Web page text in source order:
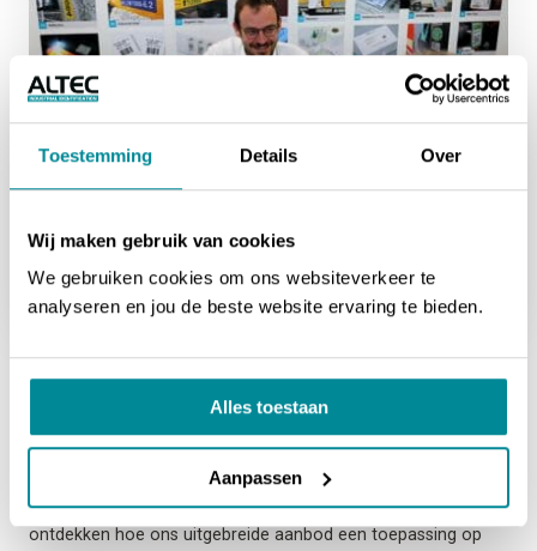
Toestemming Details Over
Wij maken gebruik van cookies
We gebruiken cookies om ons websiteverkeer te
analyseren en jou de beste website ervaring te bieden.
Alles toestaan
Aanpassen
Demonstratiebij Altec in Eppegem
Kom langs bij Altec in Eppegem en ontdek ons uitgebreide
assortiment aan labeloplossingen. Je krijgt live een
demonstratie van de mogelijkheden en mag bovendien een
gepersonaliseerde stalenmap meenemen. Zo kan je meteen
ontdekken hoe ons uitgebreide aanbod een toepassing op